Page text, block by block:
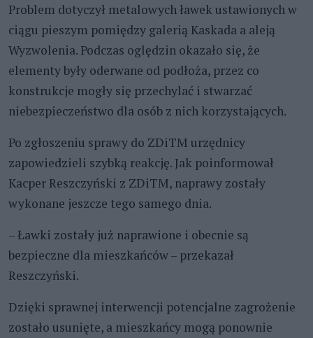
Problem dotyczył metalowych ławek ustawionych w
ciągu pieszym pomiędzy galerią Kaskada a aleją
Wyzwolenia. Podczas oględzin okazało się, że
elementy były oderwane od podłoża, przez co
konstrukcje mogły się przechylać i stwarzać
niebezpieczeństwo dla osób z nich korzystających.
Po zgłoszeniu sprawy do ZDiTM urzędnicy
zapowiedzieli szybką reakcję. Jak poinformował
Kacper Reszczyński z ZDiTM, naprawy zostały
wykonane jeszcze tego samego dnia.
– Ławki zostały już naprawione i obecnie są
bezpieczne dla mieszkańców – przekazał
Reszczyński.
Dzięki sprawnej interwencji potencjalne zagrożenie
zostało usunięte, a mieszkańcy mogą ponownie